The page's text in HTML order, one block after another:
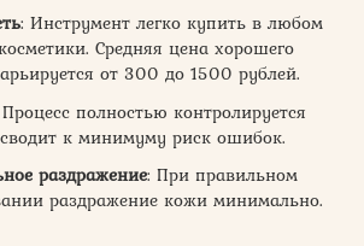
: Инструмент легко купить в любом
Средняя цена хорошего
от 300 до 1500 рублей.
полностью контролируется
к минимуму риск ошибок.
раздражение: При правильном
раздражение кожи минимально.